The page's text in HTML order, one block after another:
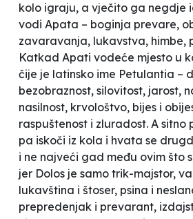
kolo igraju, a vječito ga negdje
vodi Apata – boginja prevare,
zavaravanja, lukavstva, himbe,
Katkad Apati vodeće mjesto u
čije je latinsko ime Petulantia –
bezobraznost, silovitost, jarost,
nasilnost, krvološtvo, bijes i
raspuštenost i zluradost. A sitno
pa iskoči iz kola i hvata se
i ne najveći gad među ovim što
jer Dolos je samo trik-majstor,
lukavština i štoser, psina i
prepredenjak i prevarant,